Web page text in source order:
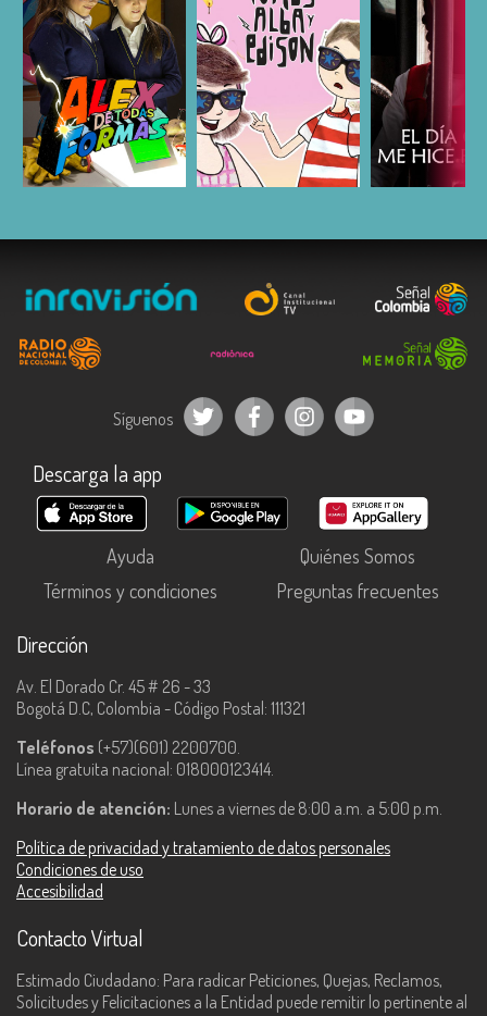
ESCUCHAR ESCUCHAR
Síguenos
Descarga la app
Ayuda
Quiénes Somos
Términos y condiciones
Preguntas frecuentes
Dirección
Av. El Dorado Cr. 45 # 26 - 33
Bogotá D.C, Colombia - Código Postal: 111321
Teléfonos (+57)(601) 2200700.
Línea gratuita nacional: 018000123414.
Horario de atención: Lunes a viernes de 8:00 a.m. a 5:00 p.m.
Política de privacidad y tratamiento de datos personales
Condiciones de uso
Accesibilidad
Contacto Virtual
Estimado Ciudadano: Para radicar Peticiones, Quejas, Reclamos,
Solicitudes y Felicitaciones a la Entidad puede remitir lo pertinente al